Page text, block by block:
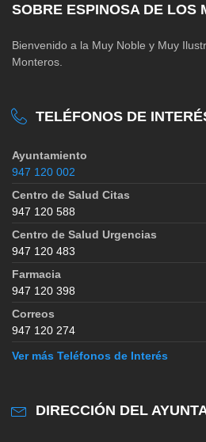
SOBRE ESPINOSA DE LOS
Bienvenido a la Muy Noble y Muy
Monteros.
TELÉFONOS DE
Ayuntamiento
947 120 002
Centro de Salud Citas
947 120 588
Centro de Salud Urgencias
947 120 483
Farmacia
947 120 398
Correos
947 120 274
Ver más Teléfonos de Interés
DIRECCIÓN DEL